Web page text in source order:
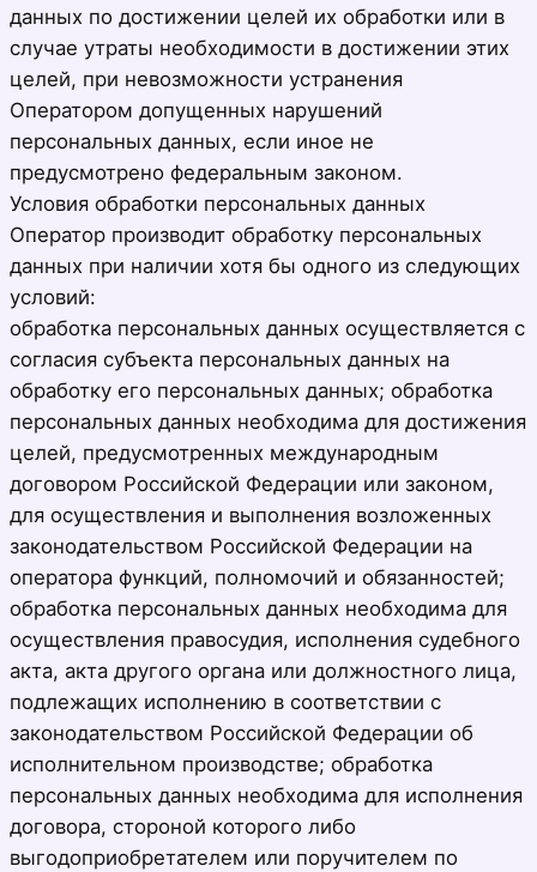
данных по достижении целей их обработки или в
случае утраты необходимости в достижении этих
целей, при невозможности устранения
Оператором допущенных нарушений
персональных данных, если иное не
предусмотрено федеральным законом.
Условия обработки персональных данных
Оператор производит обработку персональных
данных при наличии хотя бы одного из следующих
условий:
обработка персональных данных осуществляется с
согласия субъекта персональных данных на
обработку его персональных данных; обработка
персональных данных необходима для достижения
целей, предусмотренных международным
договором Российской Федерации или законом,
для осуществления и выполнения возложенных
законодательством Российской Федерации на
оператора функций, полномочий и обязанностей;
обработка персональных данных необходима для
осуществления правосудия, исполнения судебного
акта, акта другого органа или должностного лица,
подлежащих исполнению в соответствии с
законодательством Российской Федерации об
исполнительном производстве; обработка
персональных данных необходима для исполнения
договора, стороной которого либо
выгодоприобретателем или поручителем по